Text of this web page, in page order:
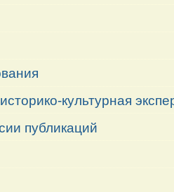
культурная
публикаций